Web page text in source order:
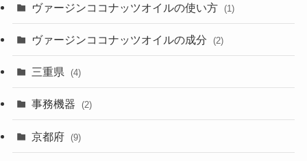
ヴァージンココナッツオイルの使い方 (1)
ヴァージンココナッツオイルの成分 (2)
三重県 (4)
事務機器 (2)
京都府 (9)